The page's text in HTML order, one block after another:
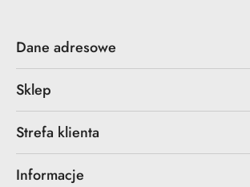
Dane adresowe
Sklep
Strefa klienta
Informacje